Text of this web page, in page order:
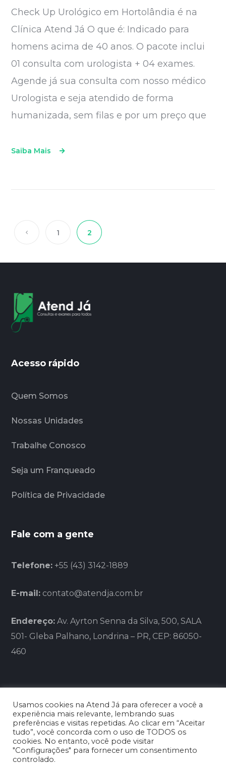
Check Up Urológico em Hortolândia é na
Clínica Atend Já O que é: Indicado para
homens acima de 40 anos. O pacote inclui
01 consulta com urologista + 04 exames.
Agende já sua consulta com nosso médico
Urologista e seja atendido de forma
humanizada, sem filas e por um preço que
Saiba Mais
1 2
Acesso rápido
Quem Somos
Nossas Unidades
Trabalhe Conosco
Seja um Franqueado
Política de Privacidade
Fale com a gente
Telefone: +55 (43) 3142-1889
E-mail: contato@atendja.com.br
Endereço: Av. Ayrton Senna da Silva, 500, SALA
501- Gleba Palhano, Londrina – PR, CEP: 86050-
460
BLG FRANCHISING LTDA - CNPJ:
26.059.706/0001-12
Copyright © 2026 - Clínica Médica Atend Já -
Usamos cookies na Atend Já para oferecer a você a
experiência mais relevante, lembrando suas
preferências e visitas repetidas. Ao clicar em “Aceitar
tudo”, você concorda com o uso de TODOS os
cookies. No entanto, você pode visitar
"Configurações" para fornecer um consentimento
controlado.